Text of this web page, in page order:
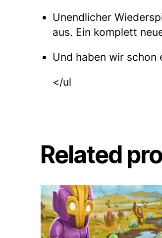
Unendlicher
aus. Ein komplett
Und haben wir schon
</ul
Related